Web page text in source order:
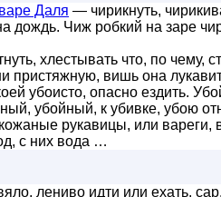
Даля — чирикнуть,
дождь. Чиж робкий на заре
хлестывать что, по чему,
пристяжную, вишь она
убоисто, опасно ездить.
убойный, к убивке, убою
рукавицы, или вареги,
с них вода …
лениво идти или ехать.